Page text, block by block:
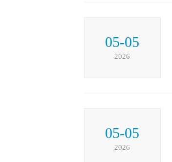
05-05
2026
05-05
2026